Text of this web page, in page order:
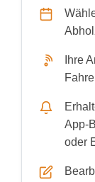
Ihre
App-
oder